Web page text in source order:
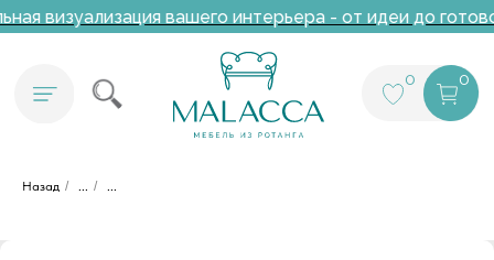
визуализация вашего интерьера - от идеи до
Назад / ... / ...